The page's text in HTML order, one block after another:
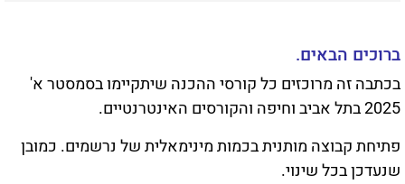
ברוכים הבאים.
בכתבה זה מרוכזים כל קורסי ההכנה שיתקיימו בסמסטר א'
2025 בתל אביב וחיפה והקורסים האינטרנטיים.
פתיחת קבוצה מותנית בכמות מינימאלית של נרשמים. כמובן
שנעדכן בכל שינוי.